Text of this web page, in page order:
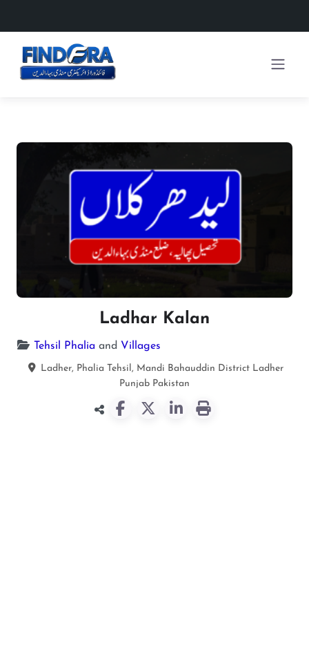
Ladhar Kalan
Tehsil Phalia and Villages
Ladher, Phalia Tehsil, Mandi Bahauddin District Ladher
Punjab Pakistan